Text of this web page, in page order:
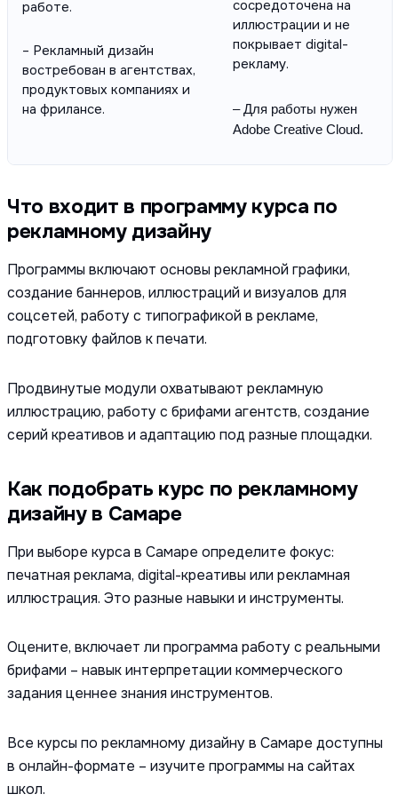
работе.
– Рекламный дизайн
востребован в агентствах,
продуктовых компаниях и
на фрилансе.
сосредоточена на
иллюстрации и не
покрывает digital-
рекламу.
– Для работы нужен
Adobe Creative Cloud.
Что входит в программу курса по
рекламному дизайну
Программы включают основы рекламной графики,
создание баннеров, иллюстраций и визуалов для
соцсетей, работу с типографикой в рекламе,
подготовку файлов к печати.
Продвинутые модули охватывают рекламную
иллюстрацию, работу с брифами агентств, создание
серий креативов и адаптацию под разные площадки.
Как подобрать курс по рекламному
дизайну в Самаре
При выборе курса в Самаре определите фокус:
печатная реклама, digital-креативы или рекламная
иллюстрация. Это разные навыки и инструменты.
Оцените, включает ли программа работу с реальными
брифами – навык интерпретации коммерческого
задания ценнее знания инструментов.
Все курсы по рекламному дизайну в Самаре доступны
в онлайн-формате – изучите программы на сайтах
школ.